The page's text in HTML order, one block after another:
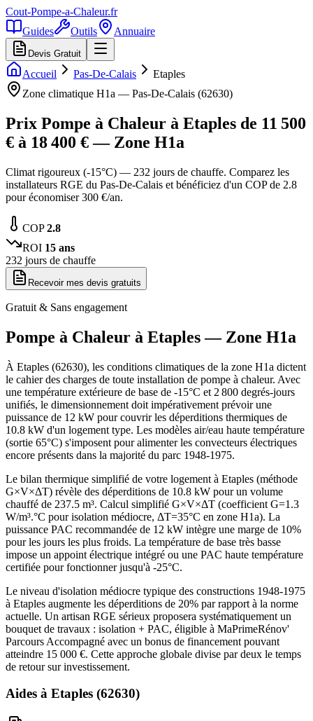
Cout-Pompe-a-Chaleur.fr
Guides
Outils Annuaire
Devis Gratuit
Accueil Pas-De-Calais
Etaples
Zone climatique H1a — Pas-De-Calais (62630)
Prix Pompe à Chaleur à Etaples de 11 500
€ à 18 400 € — Zone H1a
Climat rigoureux (-15°C) — 232 jours de chauffe. Comparez les
installateurs RGE du Pas-De-Calais et bénéficiez d'un COP de 2.8
pour économiser 300 €/an.
COP2.8
ROI 15 ans
232 jours de chauffe
Recevoir mes devis gratuits
Gratuit & Sans engagement
Pompe à Chaleur à Etaples— Zone H1a
À Etaples (62630), les conditions climatiques de la zone H1a dictent
le cahier des charges de toute installation de pompe à chaleur. Avec
une température extérieure de base de -15°C et 2 800 degrés-jours
unifiés, le dimensionnement doit impérativement prévoir une
puissance de 12 kW pour couvrir les déperditions thermiques de
10.8 kW d'un logement type. Les modèles air/eau haute température
(sortie 65°C) s'imposent pour alimenter les convecteurs électriques
encore présents dans la majorité du parc 1948-1975.
Le bilan thermique simplifié de votre logement à Etaples (méthode
G×V×ΔT) révèle des déperditions de 10.8 kW pour un volume
chauffé de 237.5 m³. Calcul simplifié G×V×ΔT (coefficient G=1.3
W/m³.°C pour isolation médiocre, ΔT=35°C en zone H1a). La
puissance PAC recommandée de 12 kW intègre une marge de 10%
pour les jours les plus froids. La température de base très basse
impose un appoint électrique intégré ou une PAC haute température
certifiée pour fonctionner jusqu'à -25°C.
Le niveau d'isolation médiocre typique des constructions 1948-1975
à Etaples augmente les déperditions de 20% par rapport à la norme
actuelle. Un artisan RGE sérieux proposera systématiquement un
bouquet de travaux : isolation + PAC, éligible à MaPrimeRénov'
Parcours Accompagné avec un bonus de financement pouvant
atteindre 15 000 €. Cette approche globale divise par deux le temps
de retour sur investissement.
Aides à Etaples (62630)